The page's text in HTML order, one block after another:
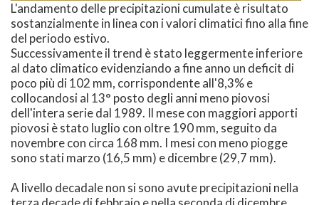
L'andamento delle precipitazioni cumulate è risultato
sostanzialmente in linea con i valori climatici fino alla fine
del periodo estivo.
Successivamente il trend è stato leggermente inferiore
al dato climatico evidenziando a fine anno un deficit di
poco più di 102 mm, corrispondente all'8,3% e
collocandosi al 13° posto degli anni meno piovosi
dell'intera serie dal 1989. Il mese con maggiori apporti
piovosi è stato luglio con oltre 190 mm, seguito da
novembre con circa 168 mm. I mesi con meno piogge
sono stati marzo (16,5 mm) e dicembre (29,7 mm).
A livello decadale non si sono avute precipitazioni nella